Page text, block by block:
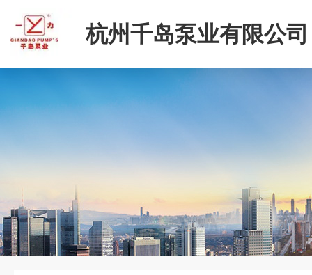
杭州千岛泵业有限公司